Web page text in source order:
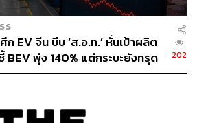
EV จีน บีบ ‘ส.อ.ท.’ หั่นเป้าผลิต
BEV พุ่ง 140% แต่กระบะยังทรุด
202